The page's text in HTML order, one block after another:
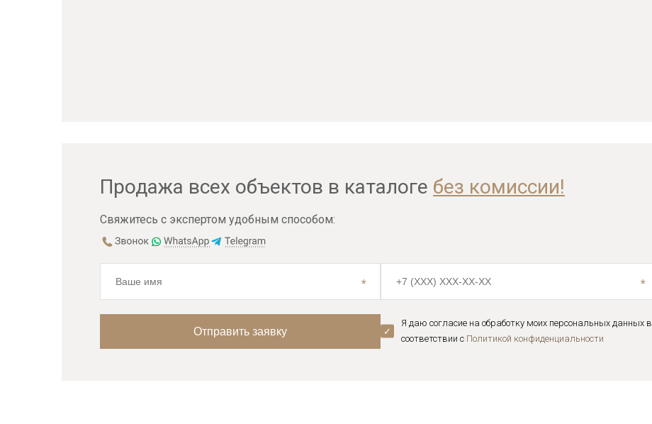
Продажа всех объектов в каталоге без комиссии!
Свяжитесь с экспертом удобным способом:
Я даю согласие на обработку моих персональных данных в
соответствии с Политикой конфиденциальноcти